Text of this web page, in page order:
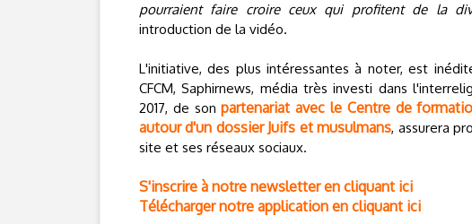
pourraient faire croire ceux qui profitent de la
introduction de la vidéo.
L'initiative, des plus intéressantes à noter, est
CFCM, Saphirnews, média très investi dans
2017, de sonpartenariat avec le Centre de
autour d'un dossier Juifs et musulmans, assurera
site et ses réseaux sociaux.
S'inscrire à notre newsletter en cliquant ici
Télécharger notre application en cliquant ici